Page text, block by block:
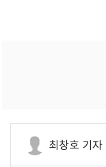
최창호 기자